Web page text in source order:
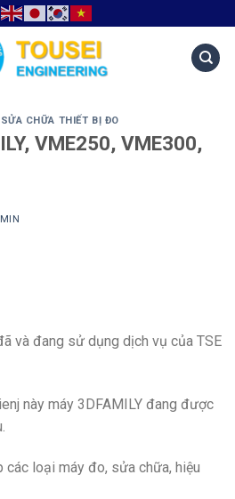
SỬA CHỮA THIẾT BỊ ĐO
VME250, VME300,
và đang sử dụng dịch vụ của TSE
này máy 3DFAMILY đang được
các loại máy đo, sửa chữa, hiệu